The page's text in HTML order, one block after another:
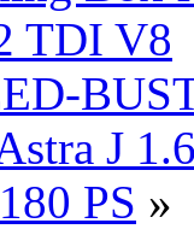
TDI V8
J
PS »